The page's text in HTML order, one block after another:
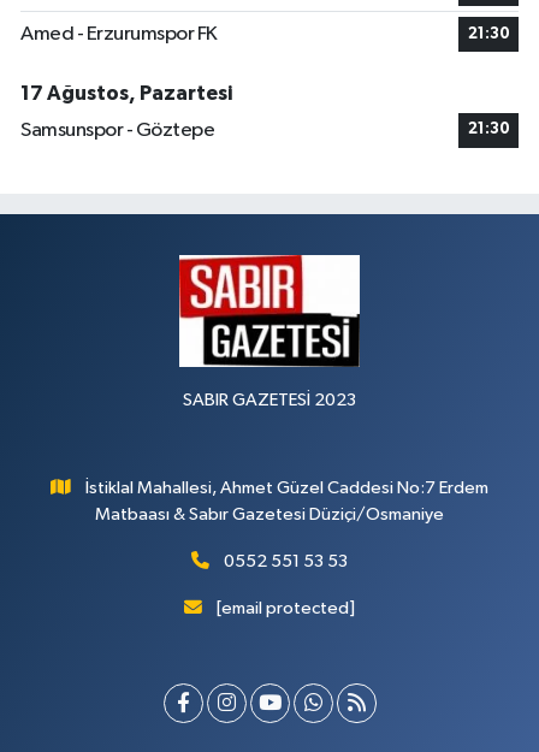
Amed - Erzurumspor FK 21:30
17 Ağustos, Pazartesi
Samsunspor - Göztepe
21:30
SABIR GAZETESİ 2023
İstiklal Mahallesi, Ahmet Güzel Caddesi No:7 Erdem
Matbaası & Sabır Gazetesi Düziçi/Osmaniye
0552 551 53 53
[email protected]